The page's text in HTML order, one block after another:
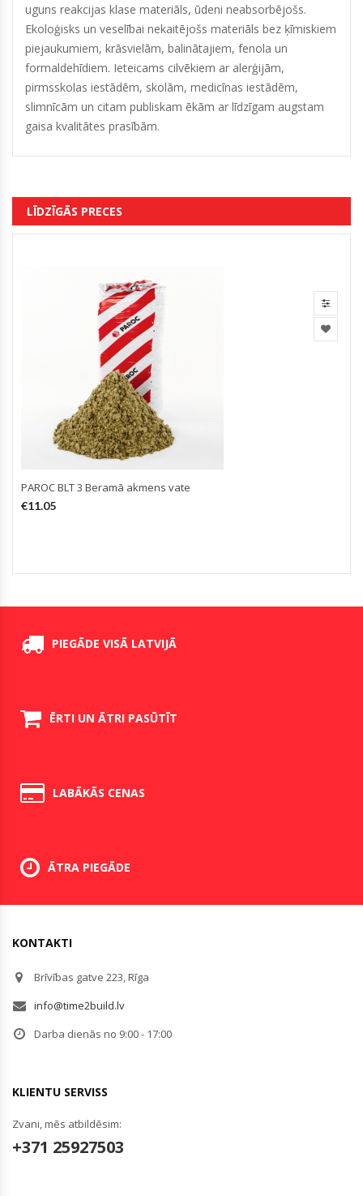
uguns reakcijas klase materiāls, ūdeni neabsorbējošs.
Ekoloģisks un veselībai nekaitējošs materiāls bez ķīmiskiem
piejaukumiem, krāsvielām, balinātajiem, fenola un
formaldehīdiem. Ieteicams cilvēkiem ar alerģijām,
pirmsskolas iestādēm, skolām, medicīnas iestādēm,
slimnīcām un citam publiskam ēkām ar līdzīgam augstam
gaisa kvalitātes prasībām.
LĪDZĪGĀS PRECES
PAROC BLT 3 Beramā akmens vate
€11.05
PIEGĀDE VISĀ LATVIJĀ
ĒRTI UN ĀTRI PASŪTĪT
LABĀKĀS CENAS
ĀTRA PIEGĀDE
KONTAKTI
Brīvības gatve 223, Rīga
info@time2build.lv
Darba dienās no 9:00 - 17:00
KLIENTU SERVISS
Zvani, mēs atbildēsim:
+371 25927503